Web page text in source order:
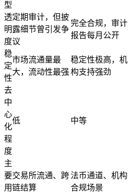
型
透
明
度
定期审计，但披
露细节曾引发争
议
完全合规，审计
报告每月公开
稳
定
性
市场流通量最
大，流动性最强
稳定性极高，机
构支持强劲
去
中
心
化
程
度
低 中等
主
要
用
交易所流通、跨
链结算
法币通道、机构
合规场景